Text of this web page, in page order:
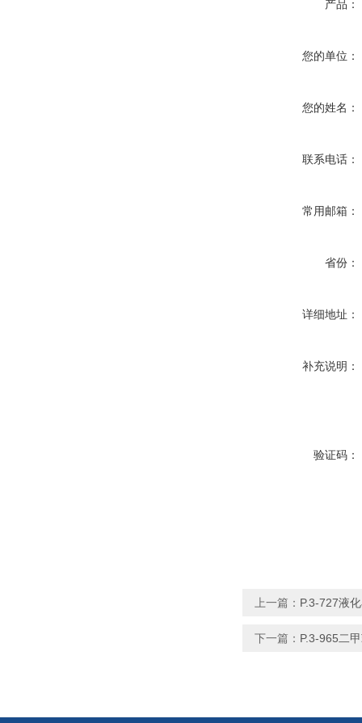
产品：
您的单位：
您的姓名：
联系电话：
常用邮箱：
省份：
详细地址：
补充说明：
验证码：
上一篇： P.3-727液
下一篇： P.3-965二